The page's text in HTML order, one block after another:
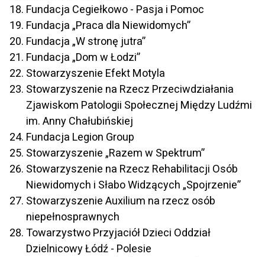
Fundacja Cegiełkowo - Pasja i Pomoc
Fundacja „Praca dla Niewidomych”
Fundacja „W stronę jutra”
Fundacja „Dom w Łodzi”
Stowarzyszenie Efekt Motyla
Stowarzyszenie na Rzecz Przeciwdziałania
Zjawiskom Patologii Społecznej Między Ludźmi
im. Anny Chałubińskiej
Fundacja Legion Group
Stowarzyszenie „Razem w Spektrum”
Stowarzyszenie na Rzecz Rehabilitacji Osób
Niewidomych i Słabo Widzących „Spojrzenie”
Stowarzyszenie Auxilium na rzecz osób
niepełnosprawnych
Towarzystwo Przyjaciół Dzieci Oddział
Dzielnicowy Łódź - Polesie